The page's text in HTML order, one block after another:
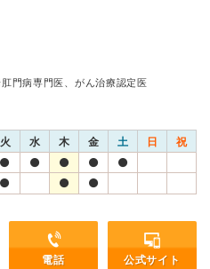
門病専門医、がん治療認定医
火 水 木 金 土 日 祝
電話 公式サイト